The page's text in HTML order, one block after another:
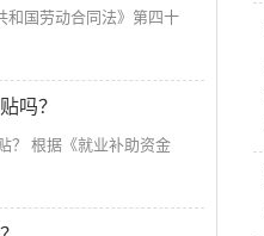
和国劳动合同法》第四十
吗？
？ 根据《就业补助资金